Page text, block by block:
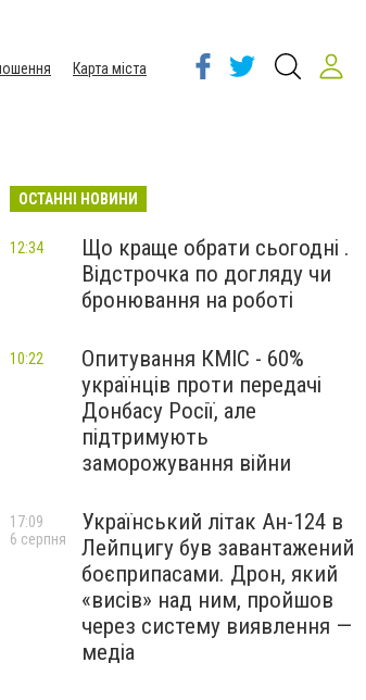
Карта міста
ОСТАННІ НОВИНИ
Що краще обрати сьогодні .
Відстрочка по догляду чи
бронювання на роботі
12:34
Опитування КМІС - 60%
українців проти передачі
Донбасу Росії, але
підтримують
заморожування війни
10:22
Український літак Ан-124 в
Лейпцигу був завантажений
боєприпасами. Дрон, який
«висів» над ним, пройшов
через систему виявлення —
медіа
17:09
6 серпня